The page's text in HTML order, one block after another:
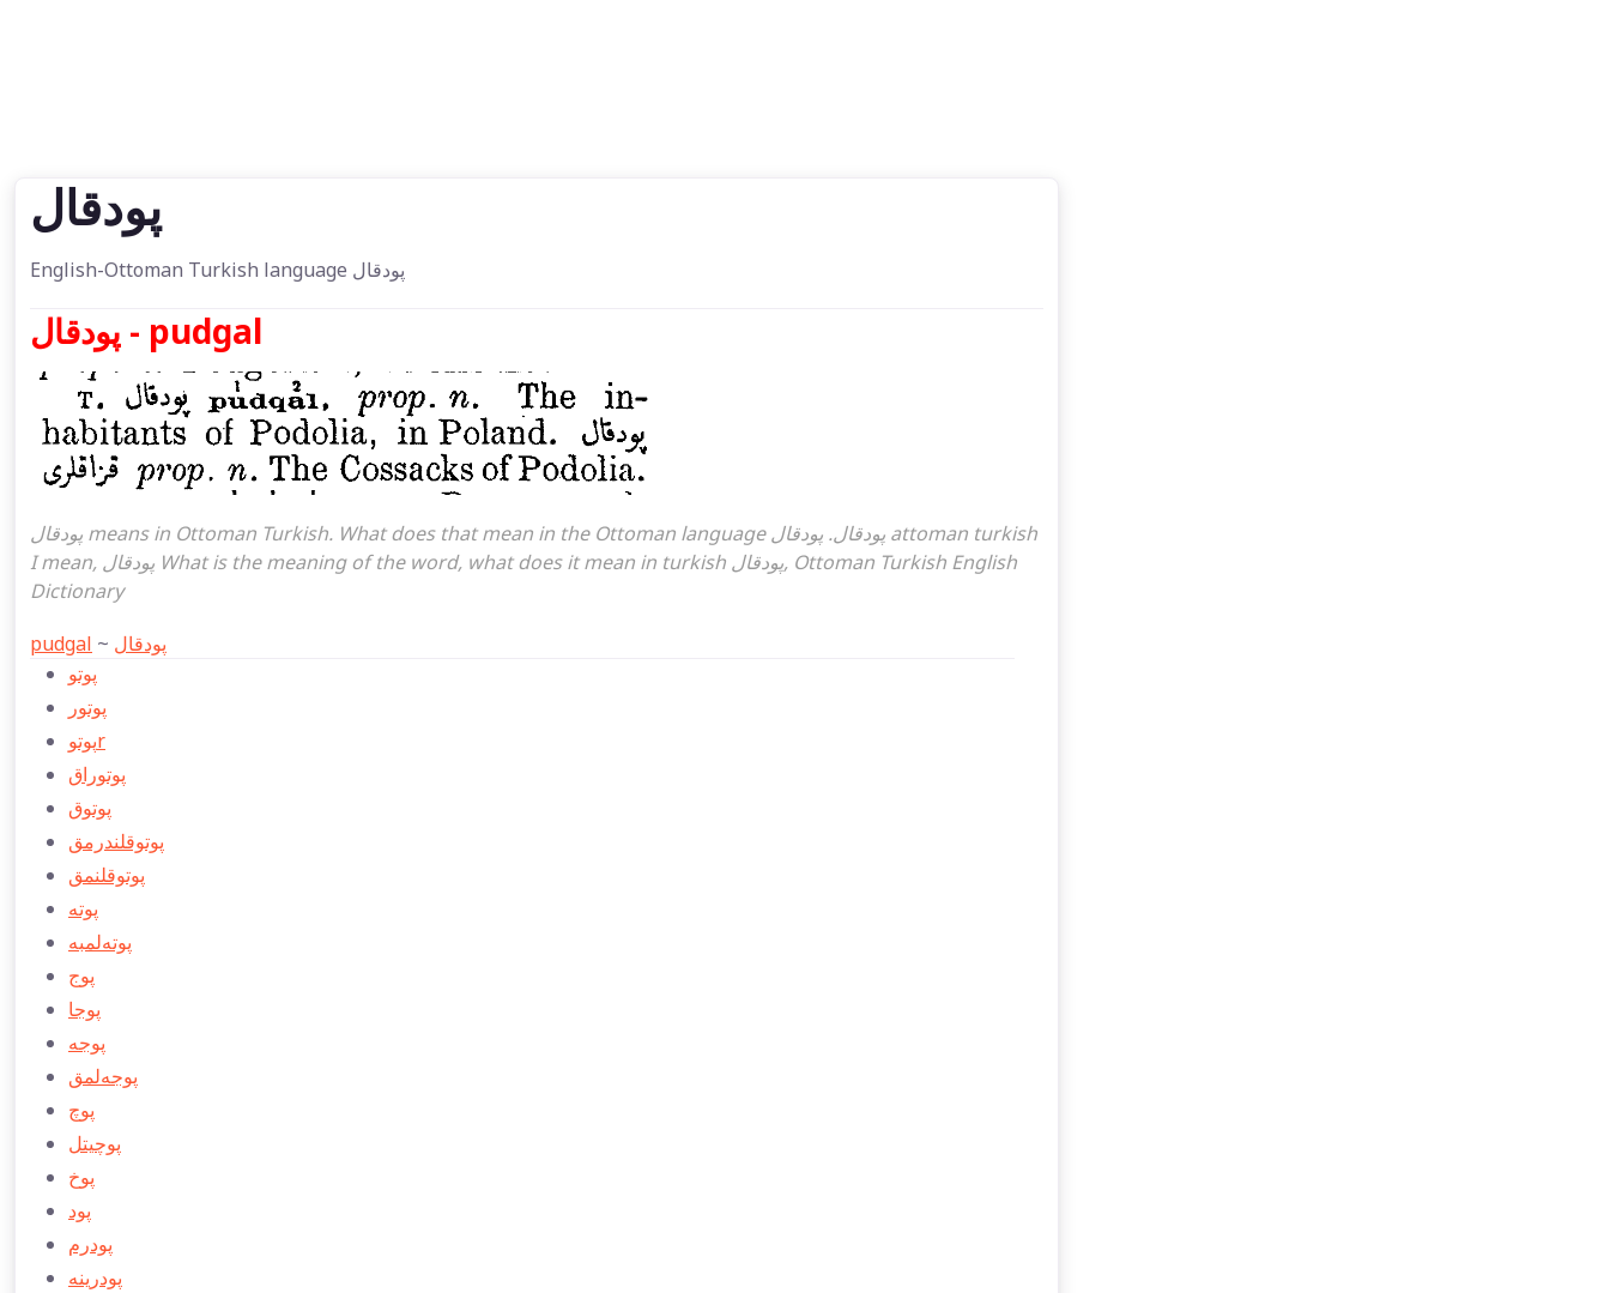
پودقال
English-Ottoman Turkish language پودقال
پودقال - pudgal
پودقال means in Ottoman Turkish. What does that mean in the Ottoman language پودقال. پودقال attoman turkish
I mean, پودقال What is the meaning of the word, what does it mean in turkish پودقال, Ottoman Turkish English
Dictionary
pudgal ~ پودقال
پوتو
پوتور
پوتوr
پوتوراق
پوتوق
پوتوقلندرمق
پوتوقلنمق
پوته
پوته‌لمبه
پوج
پوجا
پوجه
پوجه‌لمق
پوچ
پوچيتل
پوخ
پود
پودرم
پودرينه